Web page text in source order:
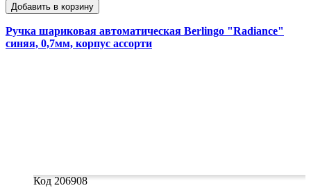
Добавить в корзину
Ручка шариковая автоматическая Berlingo "Radiance"
синяя, 0,7мм, корпус ассорти
Код 206908